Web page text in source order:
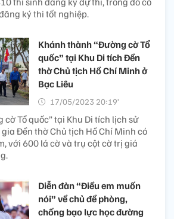
ký thi tốt nghiệp.
Khánh thành “Đường cờ Tổ
quốc” tại Khu Di tích Đền
thờ Chủ tịch Hồ Chí Minh ở
Bạc Liêu
17/05/2023 20:19’
cờ Tổ quốc” tại Khu Di tích lịch sử
Đền thờ Chủ tịch Hồ Chí Minh có
với 600 lá cờ và trụ cột cờ trị giá
Diễn đàn “Điều em muốn
nói” về chủ đề phòng,
chống bạo lực học đường